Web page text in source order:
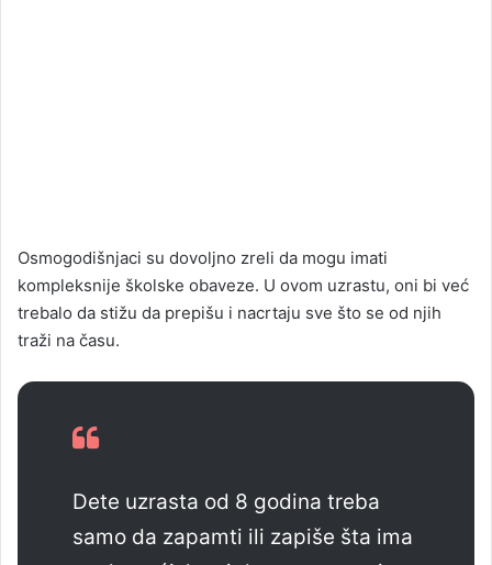
Osmogodišnjaci su dovoljno zreli da mogu imati
kompleksnije školske obaveze. U ovom uzrastu, oni bi već
trebalo da stižu da prepišu i nacrtaju sve što se od njih
traži na času.
Dete uzrasta od 8 godina treba
samo da zapamti ili zapiše šta ima